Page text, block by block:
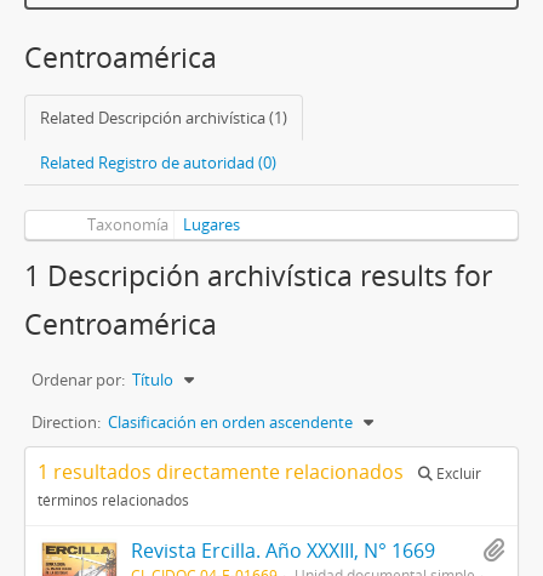
Centroamérica
Related Descripción archivística (1)
Related Registro de autoridad (0)
Taxonomía Lugares
1 Descripción archivística results for
Centroamérica
Ordenar por: Título
Direction: Clasificación en orden ascendente
1 resultados directamente relacionados
Excluir
términos relacionados
Revista Ercilla. Año XXXIII, N° 1669